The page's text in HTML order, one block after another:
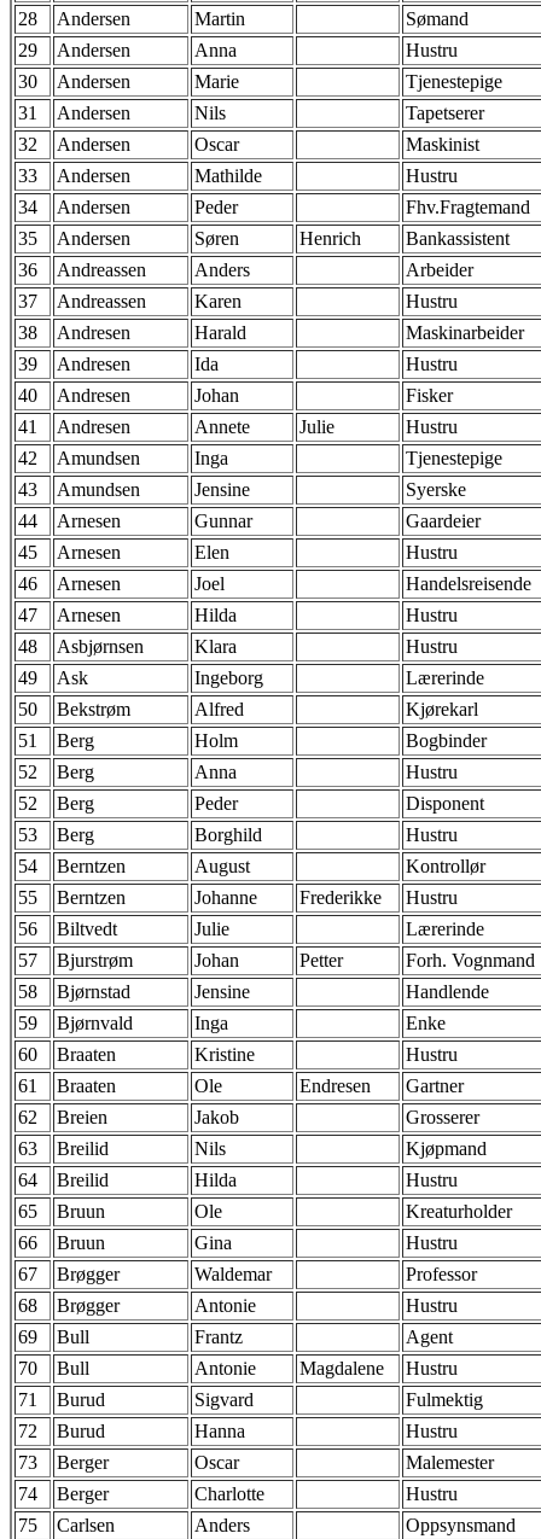
28
Andersen Martin
Sømand
29
Andersen Anna
Hustru
30
Andersen Marie
Tjenestepige
31
Andersen Nils
Tapetserer
32
Andersen Oscar
Maskinist
33
Andersen Mathilde
Hustru
34
Andersen Peder
Fhv.Fragtemand
35
Andersen Søren Henrich
Bankassistent
36
Andreassen Anders
Arbeider
37
Andreassen Karen
Hustru
38
Andresen Harald
Maskinarbeider
39
Andresen Ida
Hustru
40
Andresen Johan
Fisker
41
Andresen Annete Julie
Hustru
42
Amundsen Inga
Tjenestepige
43
Amundsen Jensine
Syerske
44
Arnesen Gunnar
Gaardeier
45
Arnesen Elen
Hustru
46
Arnesen Joel
Handelsreisende
47
Arnesen Hilda
Hustru
48
Asbjørnsen Klara
Hustru
49
Ask Ingeborg
Lærerinde
50
Bekstrøm Alfred
Kjørekarl
51
Berg Holm
Bogbinder
52
Berg Anna
Hustru
52
Berg Peder
Disponent
53
Berg Borghild
Hustru
54
Berntzen August
Kontrollør
55
Berntzen Johanne Frederikke
Hustru
56
Biltvedt Julie
Lærerinde
57
Bjurstrøm Johan Petter
Forh. Vognmand
58
Bjørnstad Jensine
Handlende
59
Bjørnvald Inga
Enke
60
Braaten Kristine
Hustru
61
Braaten Ole Endresen
Gartner
62
Breien Jakob
Grosserer
63
Breilid Nils
Kjøpmand
64
Breilid Hilda
Hustru
65
Bruun Ole
Kreaturholder
66
Bruun Gina
Hustru
67
Brøgger Waldemar
Professor
68
Brøgger Antonie
Hustru
69
Bull Frantz
Agent
70
Bull Antonie Magdalene
Hustru
71
Burud Sigvard
Fulmektig
72
Burud Hanna
Hustru
73
Berger Oscar
Malemester
74
Berger Charlotte
Hustru
75
Carlsen Anders
Oppsynsmand